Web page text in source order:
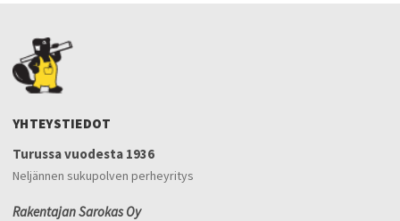
YHTEYSTIEDOT
Turussa vuodesta 1936
Neljännen sukupolven perheyritys
Rakentajan Sarokas Oy